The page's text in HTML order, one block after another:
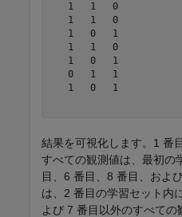
   1   1   0
   1   1   0
   1   0   1
   1   1   0
   1   0   1
   0   1   1
   1   0   1
結果を可視化します。1 番
すべての観測値は、最初の
目、6 番目、8 番目、およ
は、2 番目の学習セット内
よび 7 番目以外のすべて